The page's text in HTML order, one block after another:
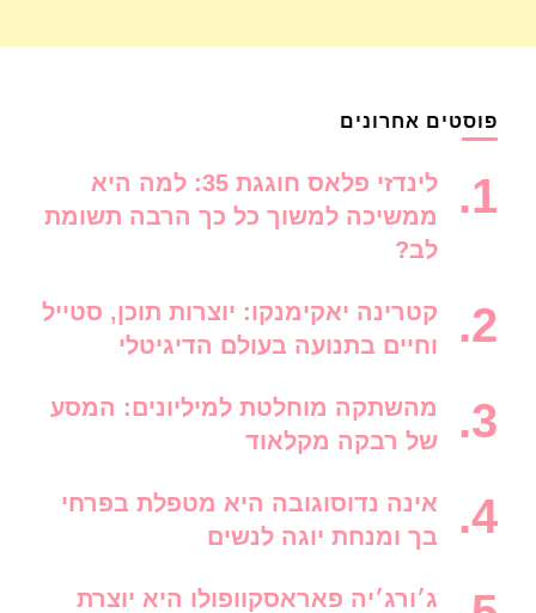
פוסטים אחרונים
לינדזי פלאס חוגגת 35: למה היא
ממשיכה למשוך כל כך הרבה תשומת
לב?
קטרינה יאקימנקו: יוצרות תוכן, סטייל
וחיים בתנועה בעולם הדיגיטלי
מהשתקה מוחלטת למיליונים: המסע
של רבקה מקלאוד
אינה נדוסוגובה היא מטפלת בפרחי
בך ומנחת יוגה לנשים
ג׳ורג׳יה פאראסקוופולו היא יוצרת